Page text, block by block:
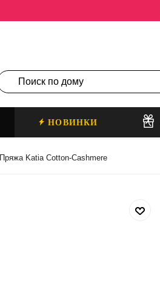
НОВИНКИ
Пряжа Katia Cotton-Cashmere